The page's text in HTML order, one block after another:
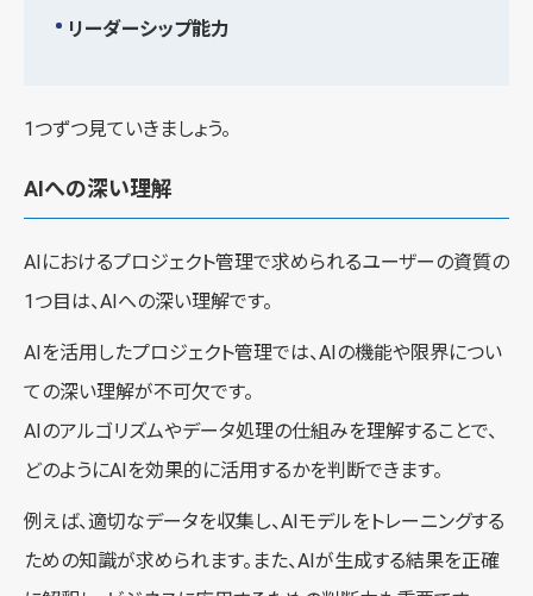
リーダーシップ能力
1つずつ見ていきましょう。
AIへの深い理解
AIにおけるプロジェクト管理で求められるユーザーの資質の
1つ目は、AIへの深い理解です。
AIを活用したプロジェクト管理では、AIの機能や限界につい
ての深い理解が不可欠です。
AIのアルゴリズムやデータ処理の仕組みを理解することで、
どのようにAIを効果的に活用するかを判断できます。
例えば、適切なデータを収集し、AIモデルをトレーニングする
ための知識が求められます。また、AIが生成する結果を正確